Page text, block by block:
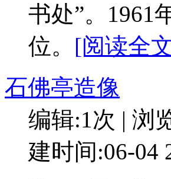
书处”。1961
位。 [阅读全
石佛亭造像
编辑:1次 | 浏
建时间:06-04